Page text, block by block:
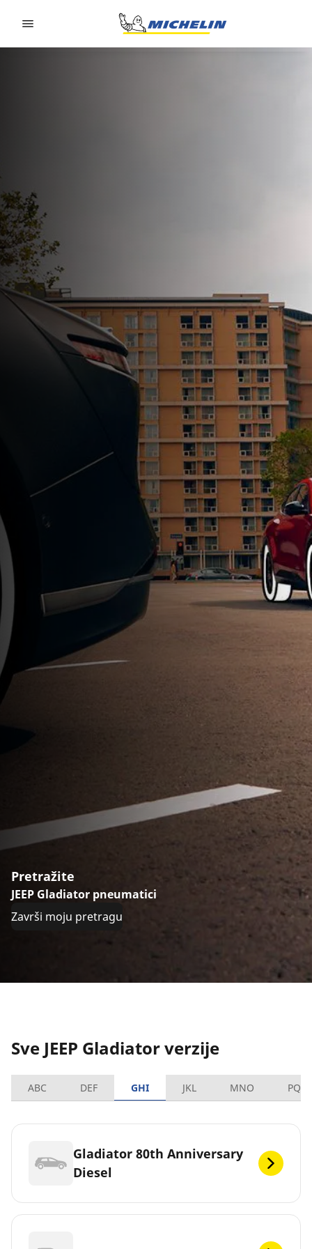
Pretražite
JEEP Gladiator pneumatici
Završi moju pretragu
Sve JEEP Gladiator verzije
ABC DEF GHI JKL MNO PQRS
Gladiator 80th Anniversary
Diesel